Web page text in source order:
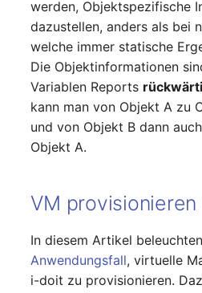
werden, Objektspezifische
dazustellen, anders als bei
welche immer statische
Die Objektinformationen
Variablen Reports
kann man von Objekt A zu
und von Objekt B dann
Objekt A.
VM
In diesem Artikel
Anwendungsfall, virtuelle
i-doit zu provisionieren.